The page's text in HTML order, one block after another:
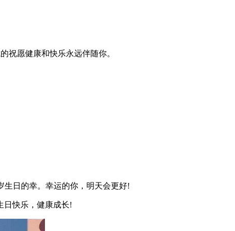
祝愿健康和快乐永远伴随你。
生日的幸。幸运的你，明天会更好!
日快乐，健康成长!